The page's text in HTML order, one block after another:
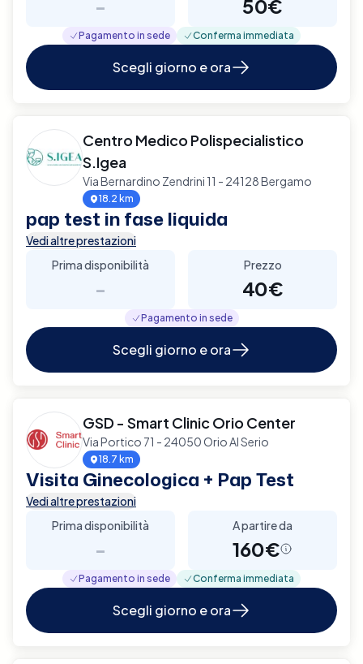
- 50€
Pagamento in sede Conferma immediata
Scegli giorno e ora
Centro Medico Polispecialistico
S.Igea
Via Bernardino Zendrini 11 - 24128 Bergamo
18.2 km
pap test in fase liquida
Vedi altre prestazioni
Prima disponibilità
-
Prezzo
40€
Pagamento in sede
Scegli giorno e ora
GSD - Smart Clinic Orio Center
Via Portico 71 - 24050 Orio Al Serio
18.7 km
Visita Ginecologica + Pap Test
Vedi altre prestazioni
Prima disponibilità
-
A partire da
160€
Pagamento in sede Conferma immediata
Scegli giorno e ora